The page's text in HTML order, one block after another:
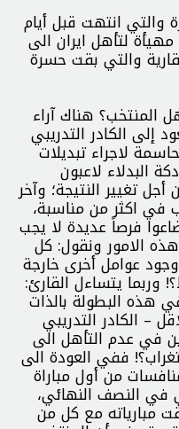
والتي انتهت قبل أيام
لتأهل ايران الى
والتي بقت حسرة
المنتخب؟ هناك آراء
إلى الكادر التدريبي
لاجراء تبديلات
البدلاء لاعبون
تغيير النتيجة؛ وآخر
في اكثر من مناسبة،
فرصاً عديدة لا يجب
الامور ونقول: كل
عوامل أخرى خارجة
وربما يتساءل القارئ:
هذه البطولة بالذات
– الكادر التدريبي
في عدم التأهل الى
ففي العودة الى
من أول مباراة
في النصف النهائي،
مبارياته مع كل من